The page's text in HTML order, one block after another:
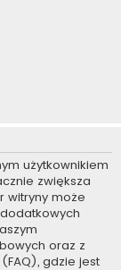
użytkownikiem
zwiększa
witryny może
oraz z
gdzie jest